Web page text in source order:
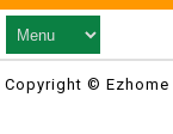
Copyright © Ezhome